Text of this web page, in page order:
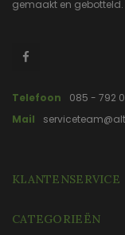
gemaakt en gebotteld.
Telefoon
085 - 792
Mail
KLANTENSERVICE
CATEGORIEËN